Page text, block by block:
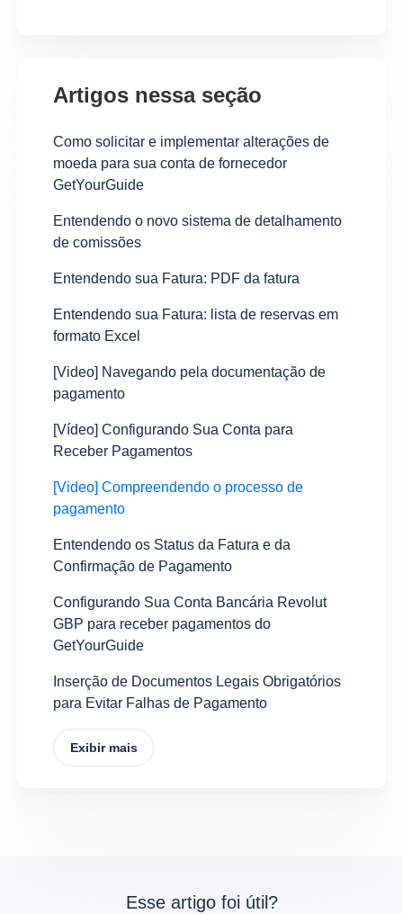
Artigos nessa seção
Como solicitar e implementar alterações de
moeda para sua conta de fornecedor
GetYourGuide
Entendendo o novo sistema de detalhamento
de comissões
Entendendo sua Fatura: PDF da fatura
Entendendo sua Fatura: lista de reservas em
formato Excel
[Video] Navegando pela documentação de
pagamento
[Vídeo] Configurando Sua Conta para
Receber Pagamentos
[Video] Compreendendo o processo de
pagamento
Entendendo os Status da Fatura e da
Confirmação de Pagamento
Configurando Sua Conta Bancária Revolut
GBP para receber pagamentos do
GetYourGuide
Inserção de Documentos Legais Obrigatórios
para Evitar Falhas de Pagamento
Exibir mais
Esse artigo foi útil?